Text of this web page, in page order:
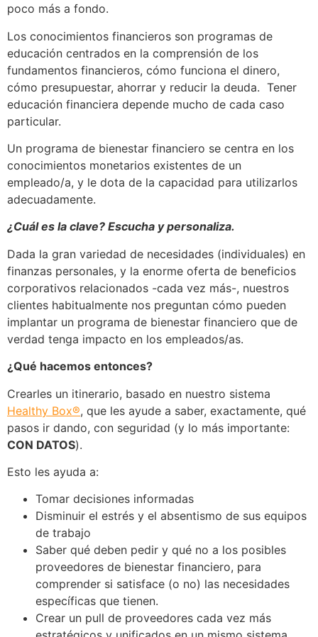
poco más a fondo.
Los conocimientos financieros son programas de
educación centrados en la comprensión de los
fundamentos financieros, cómo funciona el dinero,
cómo presupuestar, ahorrar y reducir la deuda. Tener
educación financiera depende mucho de cada caso
particular.
Un programa de bienestar financiero se centra en los
conocimientos monetarios existentes de un
empleado/a, y le dota de la capacidad para utilizarlos
adecuadamente.
¿Cuál es la clave? Escucha y personaliza.
Dada la gran variedad de necesidades (individuales) en
finanzas personales, y la enorme oferta de beneficios
corporativos relacionados -cada vez más-, nuestros
clientes habitualmente nos preguntan cómo pueden
implantar un programa de bienestar financiero que de
verdad tenga impacto en los empleados/as.
¿Qué hacemos entonces?
Crearles un itinerario, basado en nuestro sistema
Healthy Box®, que les ayude a saber, exactamente, qué
pasos ir dando, con seguridad (y lo más importante:
CON DATOS).
Esto les ayuda a:
Tomar decisiones informadas
Disminuir el estrés y el absentismo de sus equipos
de trabajo
Saber qué deben pedir y qué no a los posibles
proveedores de bienestar financiero, para
comprender si satisface (o no) las necesidades
específicas que tienen.
Crear un pull de proveedores cada vez más